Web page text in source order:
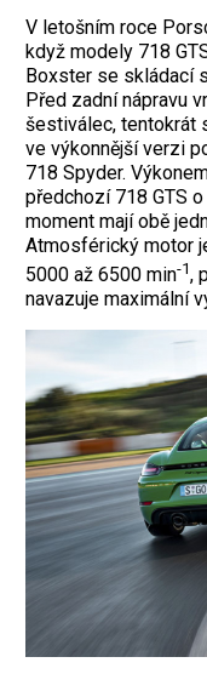
V letošním roce
když modely 718
Boxster se skládací
Před zadní nápravu
šestiválec, tentokrát
ve výkonnější verzi
718 Spyder.
předchozí 718 GTS
moment mají obě
Atmosférický motor
5000 až 6500 min-1,
navazuje maximální